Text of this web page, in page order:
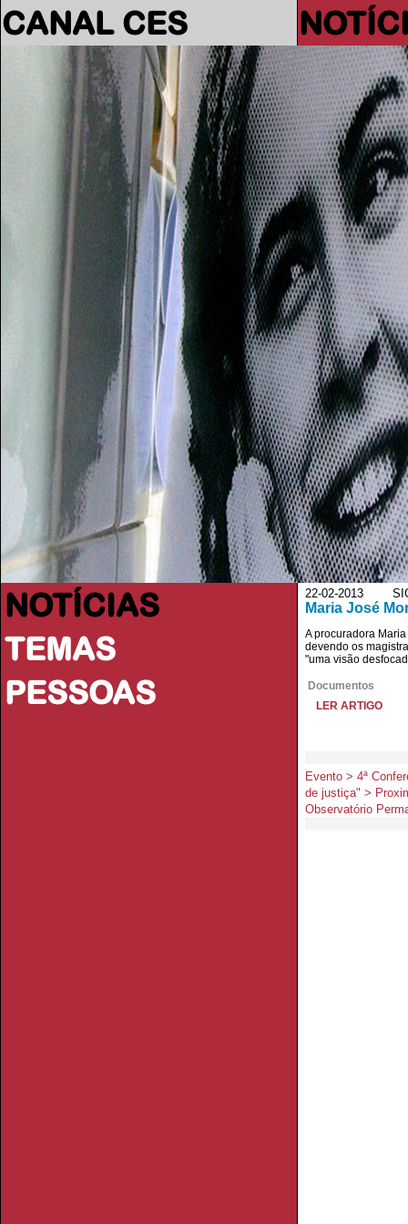
CANAL CES
NOTÍCIAS
TEMAS
PESSOAS
22-02-2013
Maria José
A procuradora
devendo os
"uma visão
Documentos
LER ARTIGO
Evento > 4ª
de justiça" >
Observatório